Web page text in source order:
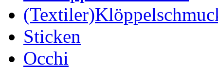
Sticken
Occhi